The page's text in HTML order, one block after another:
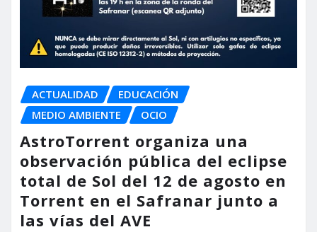
ACTUALIDAD
EDUCACIÓN
MEDIO AMBIENTE
OCIO
AstroTorrent organiza una
observación pública del eclipse
total de Sol del 12 de agosto en
Torrent en el Safranar junto a
las vías del AVE